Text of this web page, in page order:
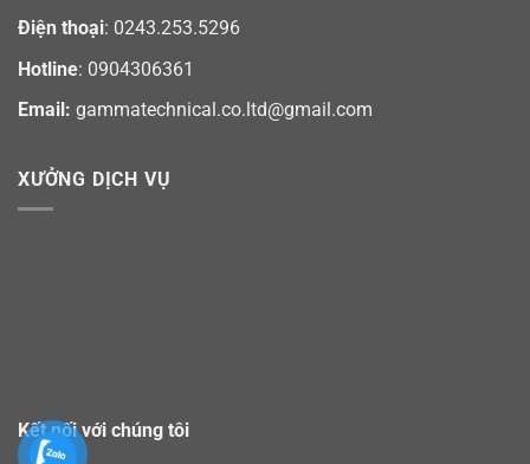
Điện thoại: 0243.253.5296
Hotline: 0904306361
Email: gammatechnical.co.ltd@gmail.com
XƯỞNG DỊCH VỤ
Kết nối với chúng tôi